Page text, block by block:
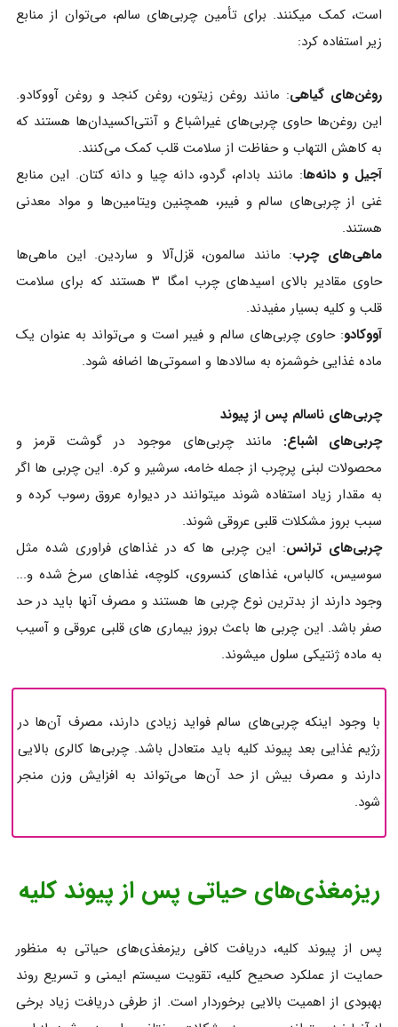
است، کمک میکنند. برای تأمین چربی‌های سالم، می‌توان از منابع
زیر استفاده کرد:
روغن‌های گیاهی: مانند روغن زیتون، روغن کنجد و روغن آووکادو.
این روغن‌ها حاوی چربی‌های غیراشباع و آنتی‌اکسیدان‌ها هستند که
به کاهش التهاب و حفاظت از سلامت قلب کمک می‌کنند.
آجیل و دانه‌ها: مانند بادام، گردو، دانه چیا و دانه کتان. این منابع
غنی از چربی‌های سالم و فیبر، همچنین ویتامین‌ها و مواد معدنی
هستند.
ماهی‌های چرب: مانند سالمون، قزل‌آلا و ساردین. این ماهی‌ها
حاوی مقادیر بالای اسیدهای چرب امگا ۳ هستند که برای سلامت
قلب و کلیه بسیار مفیدند.
آووکادو: حاوی چربی‌های سالم و فیبر است و می‌تواند به عنوان یک
ماده غذایی خوشمزه به سالادها و اسموتی‌ها اضافه شود.
چربی‌های ناسالم پس از پیوند
چربی‌های اشباع: مانند چربی‌های موجود در گوشت قرمز و
محصولات لبنی پرچرب از جمله خامه، سرشیر و کره. این چربی ها اگر
به مقدار زیاد استفاده شوند میتوانند در دیواره عروق رسوب کرده و
سبب بروز مشکلات قلبی عروقی شوند.
چربی‌های ترانس: این چربی ها که در غذاهای فراوری شده مثل
سوسیس، کالباس، غذاهای کنسروی، کلوچه، غذاهای سرخ شده و...
وجود دارند از بدترین نوع چربی ها هستند و مصرف آنها باید در حد
صفر باشد. این چربی ها باعث بروز بیماری های قلبی عروقی و آسیب
به ماده ژنتیکی سلول میشوند.
با وجود اینکه چربی‌های سالم فواید زیادی دارند، مصرف آن‌ها در
رژیم غذایی بعد پیوند کلیه باید متعادل باشد. چربی‌ها کالری بالایی
دارند و مصرف بیش از حد آن‌ها می‌تواند به افزایش وزن منجر
شود.
ریزمغذی‌های حیاتی پس از پیوند کلیه
پس از پیوند کلیه، دریافت کافی ریزمغذی‌های حیاتی به منظور
حمایت از عملکرد صحیح کلیه، تقویت سیستم ایمنی و تسریع روند
بهبودی از اهمیت بالایی برخوردار است. از طرفی دریافت زیاد برخی